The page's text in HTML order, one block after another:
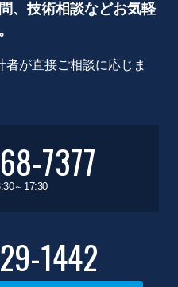
、技術相談などお気軽
が直接ご相談に応じま
7377
～17:30
1442